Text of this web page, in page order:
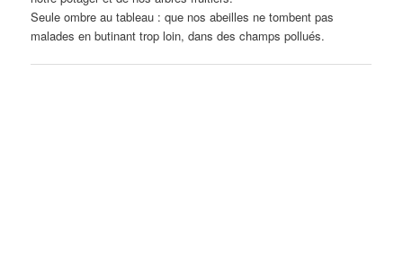
Seule ombre au tableau : que nos abeilles ne tombent pas
malades en butinant trop loin, dans des champs pollués.